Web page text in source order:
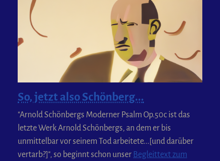
So, jetzt also Schönberg...
"Arnold Schönbergs Moderner Psalm Op.50c ist das
letzte Werk Arnold Schönbergs, an dem er bis
unmittelbar vor seinem Tod arbeitete...[und darüber
vertarb?]", so beginnt schon unser Begleittext zum